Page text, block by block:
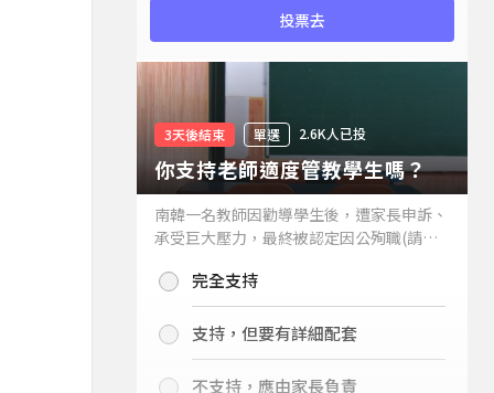
投票去
3天後結束 單選 2.6K人已投
你支持老師適度管教學生嗎？
南韓一名教師因勸導學生後，遭家長申訴、
承受巨大壓力，最終被認定因公殉職(請見
你支持老師適度管教學生嗎？
完全支持
支持，但要有詳細配套
不支持，應由家長負責